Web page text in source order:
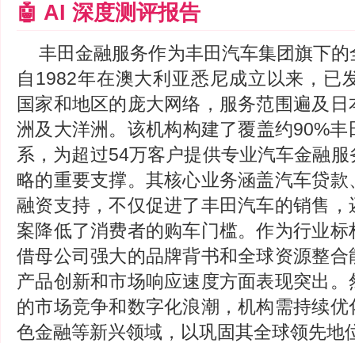
🤖 AI 深度测评报告
丰田金融服务作为丰田汽车集团旗下
自1982年在澳大利亚悉尼成立以来，已
国家和地区的庞大网络，服务范围遍及
洲及大洋洲。该机构构建了覆盖约90%
系，为超过54万客户提供专业汽车金融
略的重要支撑。其核心业务涵盖汽车贷
融资支持，不仅促进了丰田汽车的销售
案降低了消费者的购车门槛。作为行业
借母公司强大的品牌背书和全球资源整
产品创新和市场响应速度方面表现突出
的市场竞争和数字化浪潮，机构需持续
色金融等新兴领域，以巩固其全球领先地